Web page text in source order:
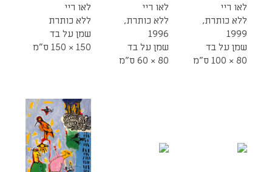
לאו ריי
ללא כותרת,
1999
שמן על בד
80 × 100 ס"מ
לאו ריי
ללא כותרת,
1996
שמן על בד
80 × 60 ס"מ
לאו ריי
ללא כותרת
שמן על בד
150 × 150 ס"מ